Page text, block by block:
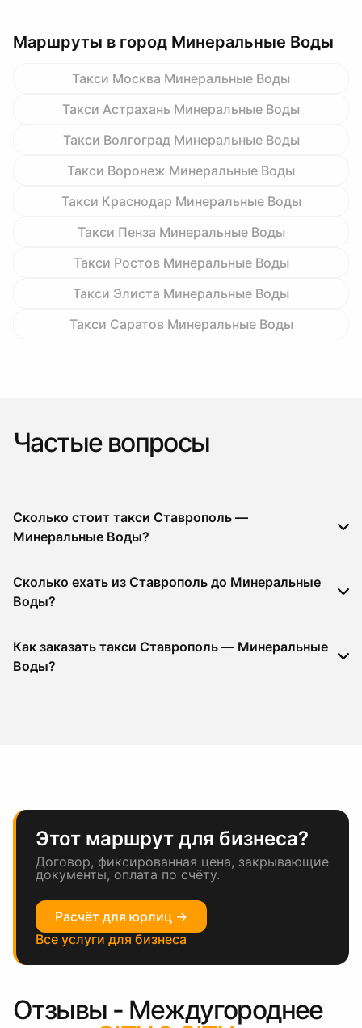
Маршруты в город Минеральные Воды
Такси Москва Минеральные Воды
Такси Астрахань Минеральные Воды
Такси Волгоград Минеральные Воды
Такси Воронеж Минеральные Воды
Такси Краснодар Минеральные Воды
Такси Пенза Минеральные Воды
Такси Ростов Минеральные Воды
Такси Элиста Минеральные Воды
Такси Саратов Минеральные Воды
Частые вопросы
Сколько стоит такси Ставрополь —
Минеральные Воды?
Сколько ехать из Ставрополь до Минеральные
Воды?
Как заказать такси Ставрополь — Минеральные
Воды?
Этот маршрут для бизнеса?
Договор, фиксированная цена, закрывающие
документы, оплата по счёту.
Расчёт для юрлиц →
Все услуги для бизнеса
Отзывы - Междугороднее